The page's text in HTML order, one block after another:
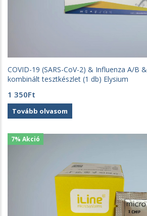
COVID-19 (SARS-CoV-2) & Influenza A/B
kombinált tesztkészlet (1 db) Elysium
1 350Ft
Tovább olvasom
7% Akció